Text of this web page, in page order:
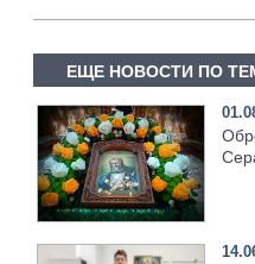
ЕЩЕ НОВОСТИ ПО